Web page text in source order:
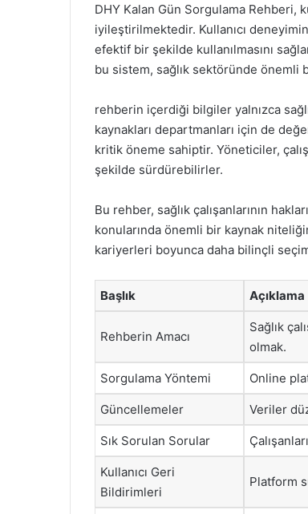
DHY Kalan Gün Sorgulama Rehberi,
iyileştirilmektedir. Kullanıcı
efektif bir şekilde kullanılmasını
bu sistem, sağlık sektöründe önemli
rehberin içerdiği bilgiler yalnızca
kaynakları departmanları için de
kritik öneme sahiptir. Yöneticiler,
şekilde sürdürebilirler.
Bu rehber, sağlık çalışanlarının
konularında önemli bir kaynak
kariyerleri boyunca daha bilinçli
Başlık Açıklama
Rehberin Amacı
Sağlık
olmak.
Sorgulama Yöntemi Online
Güncellemeler Veriler
Sık Sorulan Sorular
Kullanıcı Geri
Bildirimleri
Platform